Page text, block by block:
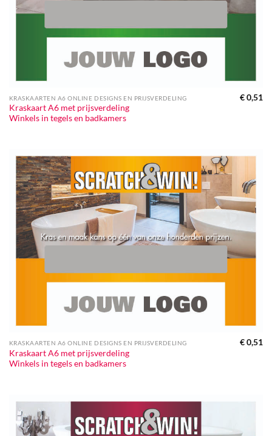
KRASKAARTEN A6 ONLINE DESIGNS EN PRIJSVERDELING
Kraskaart A6 met prijsverdeling
Winkels in tegels en badkamers
€0,51
KRASKAARTEN A6 ONLINE DESIGNS EN PRIJSVERDELING
Kraskaart A6 met prijsverdeling
Winkels in tegels en badkamers
€0,51